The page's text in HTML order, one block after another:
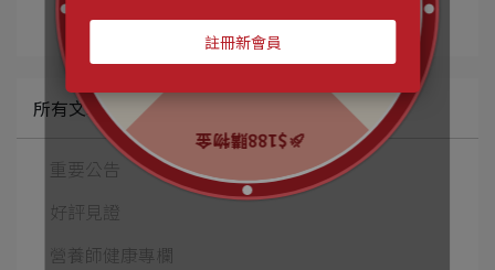
所有文章主題
重要公告
好評見證
營養師健康專欄